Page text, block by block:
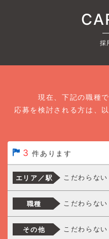
採
現在、下記の職種
応募を検討される方は、
3 件あります
エリア／駅 こだわらない
職種 こだわらない
その他 こだわらない